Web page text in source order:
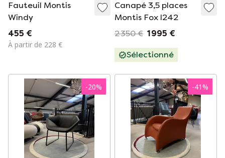
Fauteuil Montis
Windy
455 €
À partir de 228 €
Canapé 3,5 places
Montis Fox l242
2 350 € 1 995 €
Sélectionné
-20% -41%